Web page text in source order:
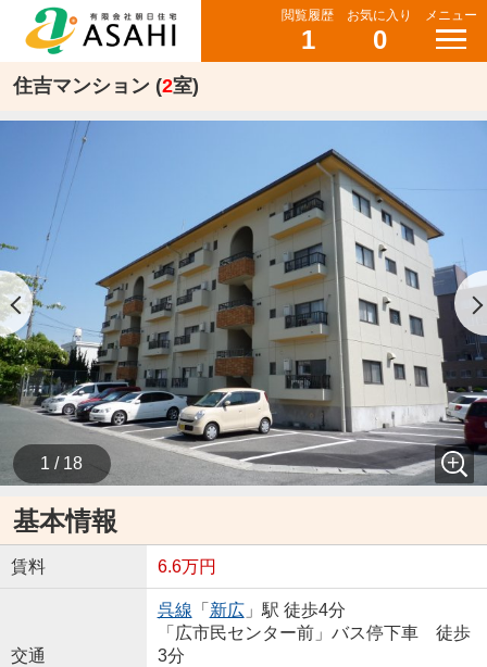
閲覧履歴
1
お気に入り
0
メニュー
住吉マンション (2室)
1 / 18
基本情報
賃料 6.6万円
交通
呉線 「 新広」駅 徒歩4分
「広市民センター前」バス停下車 徒歩
3分